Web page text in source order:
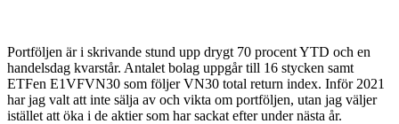
Portföljen är i skrivande stund upp drygt 70 procent YTD och en
handelsdag kvarstår. Antalet bolag uppgår till 16 stycken samt
ETFen E1VFVN30 som följer VN30 total return index. Inför 2021
har jag valt att inte sälja av och vikta om portföljen, utan jag väljer
istället att öka i de aktier som har sackat efter under nästa år.